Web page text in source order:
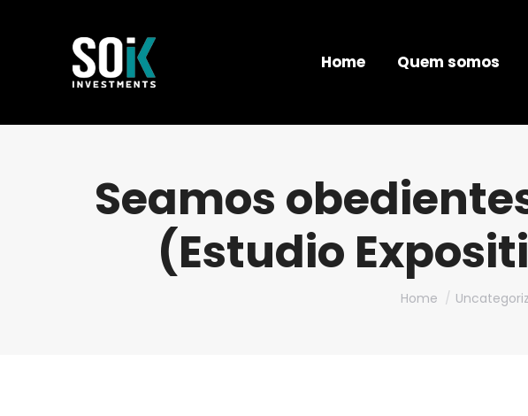
Home Quem somos
Seamos
(Estudio
You are here:
Home